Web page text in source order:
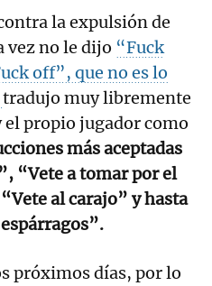
la expulsión de
vez no le dijo “Fuck
off”, que no es lo
tradujo muy libremente
el propio jugador como
más aceptadas
“Vete a tomar por el
al carajo” y hasta
próximos días, por lo